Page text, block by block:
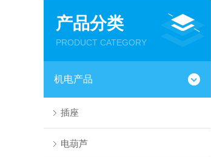
产品分类
PRODUCT CATEGORY
机电产品
插座
电葫芦